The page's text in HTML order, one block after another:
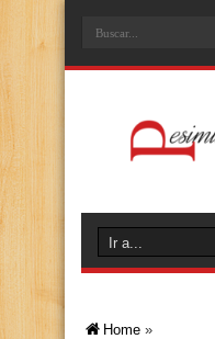
Home »